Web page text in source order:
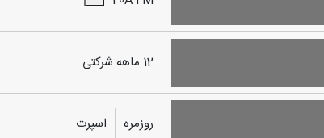
12 ماهه شرکتی
روزمره اسپرت